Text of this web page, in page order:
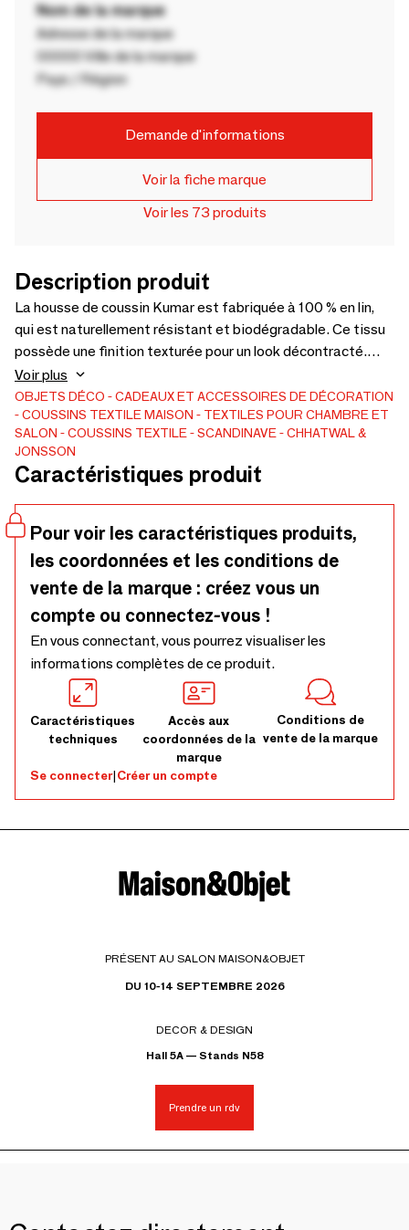
Nom de la marque
Adresse de la marque
00000 Ville de la marque
Pays / Région
Demande d'informations
Voir la fiche marque
Voir les 73 produits
Description produit
La housse de coussin Kumar est fabriquée à 100 % en lin,
qui est naturellement résistant et biodégradable. Ce tissu
possède une finition texturée pour un look décontracté.
Disponible en 2 élégantes combinaisons de couleurs
imprimées à la main : taupe/brun foncé et vert cactus/terre
cuite. Le revers est uni et aucun agent de remplissage n'est
inclus.
Voir plus
OBJETS DÉCO
CADEAUX ET ACCESSOIRES DE DÉCORATION
COUSSINS TEXTILE MAISON
TEXTILES POUR CHAMBRE ET
SALON
COUSSINS TEXTILE SCANDINAVE
CHHATWAL &
JONSSON
Caractéristiques produit
Pour voir les caractéristiques produits,
les coordonnées et les conditions de
vente de la marque : créez vous un
compte ou connectez-vous !
En vous connectant, vous pourrez visualiser les
informations complètes de ce produit.
Caractéristiques
techniques
Accès aux
coordonnées de la
marque
Conditions de
vente de la marque
Se connecter|Créer un compte
PRÉSENT AU SALON MAISON&OBJET
DU 10-14 SEPTEMBRE 2026
DECOR & DESIGN
Hall 5A — Stands N58
Prendre un rdv